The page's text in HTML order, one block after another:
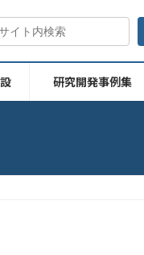
研究開発事例集